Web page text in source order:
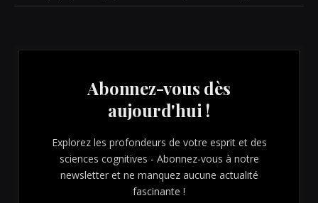
Abonnez-vous dès
aujourd'hui !
Explorez les profondeurs de votre esprit et des
sciences cognitives - Abonnez-vous à notre
newsletter et ne manquez aucune actualité
fascinante !